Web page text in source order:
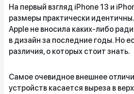
На первый взгляд iPhone 13 и
размеры практически
Apple не вносила каких-либо
в дизайн за последние годы. Но
различия, о которых стоит знать.
Самое очевидное внешнее
устройств касается выреза в